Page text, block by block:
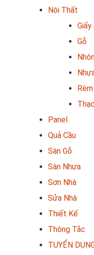
Nội Thất
Giấy
Gỗ
Panel
Quả Cầu
Sàn Gỗ
Sàn Nhựa
Sơn Nhà
Sửa Nhà
Thiết Kế
Thông Tắc
TUYỂN